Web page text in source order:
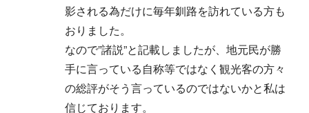
影される為だけに毎年釧路を訪れている方も
おりました。
なので”諸説”と記載しましたが、地元民が勝
手に言っている自称等ではなく観光客の方々
の総評がそう言っているのではないかと私は
信じております。